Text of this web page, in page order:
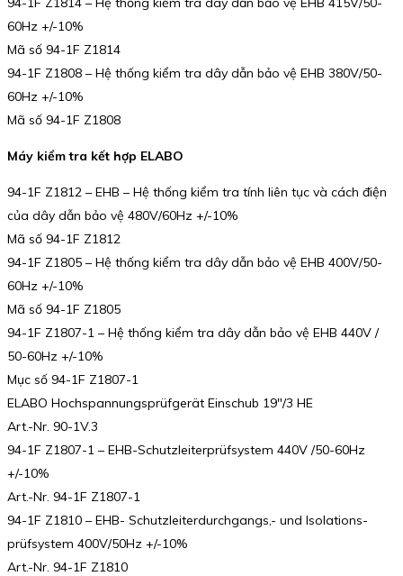
60Hz +/-10%
Mã số 94-1F Z1814
94-1F Z1808 – Hệ thống kiểm tra dây dẫn bảo vệ EHB 380V/50-
60Hz +/-10%
Mã số 94-1F Z1808
Máy kiểm tra kết hợp ELABO
94-1F Z1812 – EHB – Hệ thống kiểm tra tính liên tục và cách điện
của dây dẫn bảo vệ 480V/60Hz +/-10%
Mã số 94-1F Z1812
94-1F Z1805 – Hệ thống kiểm tra dây dẫn bảo vệ EHB 400V/50-
60Hz +/-10%
Mã số 94-1F Z1805
94-1F Z1807-1 – Hệ thống kiểm tra dây dẫn bảo vệ EHB 440V /
50-60Hz +/-10%
Mục số 94-1F Z1807-1
ELABO Hochspannungsprüfgerät Einschub 19″/3 HE
Art.-Nr. 90-1V.3
94-1F Z1807-1 – EHB-Schutzleiterprüfsystem 440V /50-60Hz
+/-10%
Art.-Nr. 94-1F Z1807-1
94-1F Z1810 – EHB- Schutzleiterdurchgangs,- und Isolations-
prüfsystem 400V/50Hz +/-10%
Art.-Nr. 94-1F Z1810